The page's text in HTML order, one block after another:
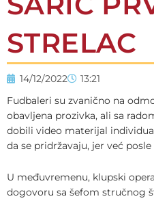
STRELAC
14/12/2022
13:21
Fudbaleri su zvanično na
obavljena prozivka, ali sa
dobili video materijal
da se pridržavaju, jer već
U međuvremenu, klupski
dogovoru sa šefom stručnog